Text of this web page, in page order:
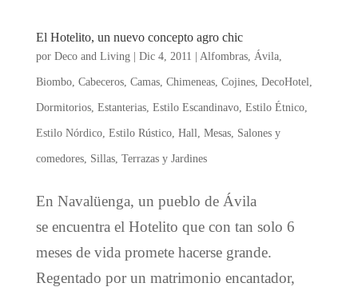
El Hotelito, un nuevo concepto agro chic
por Deco and Living| Dic 4, 2011 | Alfombras, Ávila,
Biombo, Cabeceros, Camas, Chimeneas, Cojines, DecoHotel
Dormitorios, Estanterias, Estilo Escandinavo, Estilo Étnico,
Estilo Nórdico, Estilo Rústico, Hall Mesas, Salones y
comedores, Sillas, Terrazas y Jardines
En Navalüenga, un pueblo de Ávila
se encuentra el Hotelito que con tan solo 6
meses de vida promete hacerse grande.
Regentado por un matrimonio encantador,